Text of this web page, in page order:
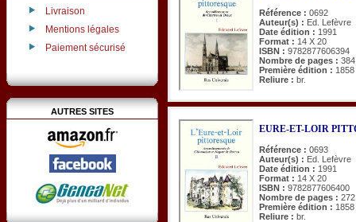
Livraison
Mentions légales
Paiement sécurisé
AUTRES SITES
Référence : 0692
Auteur(s) : Ed. Lefèvre
Date édition : 1991
Format : 14 X 20
ISBN : 9782877606394
Nombre de pages : 384
Première édition : 1858
Reliure : br.
EURE-ET-LOIR
Référence : 0693
Auteur(s) : Ed. Lefèvre
Date édition : 1991
Format : 14 X 20
ISBN : 9782877606400
Nombre de pages : 272
Première édition : 1858
Reliure : br.